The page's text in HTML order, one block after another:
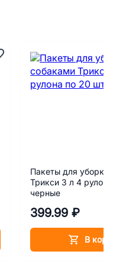
Пакеты для уборки
Трикси 3 л 4
черные
399.99 ₽
В